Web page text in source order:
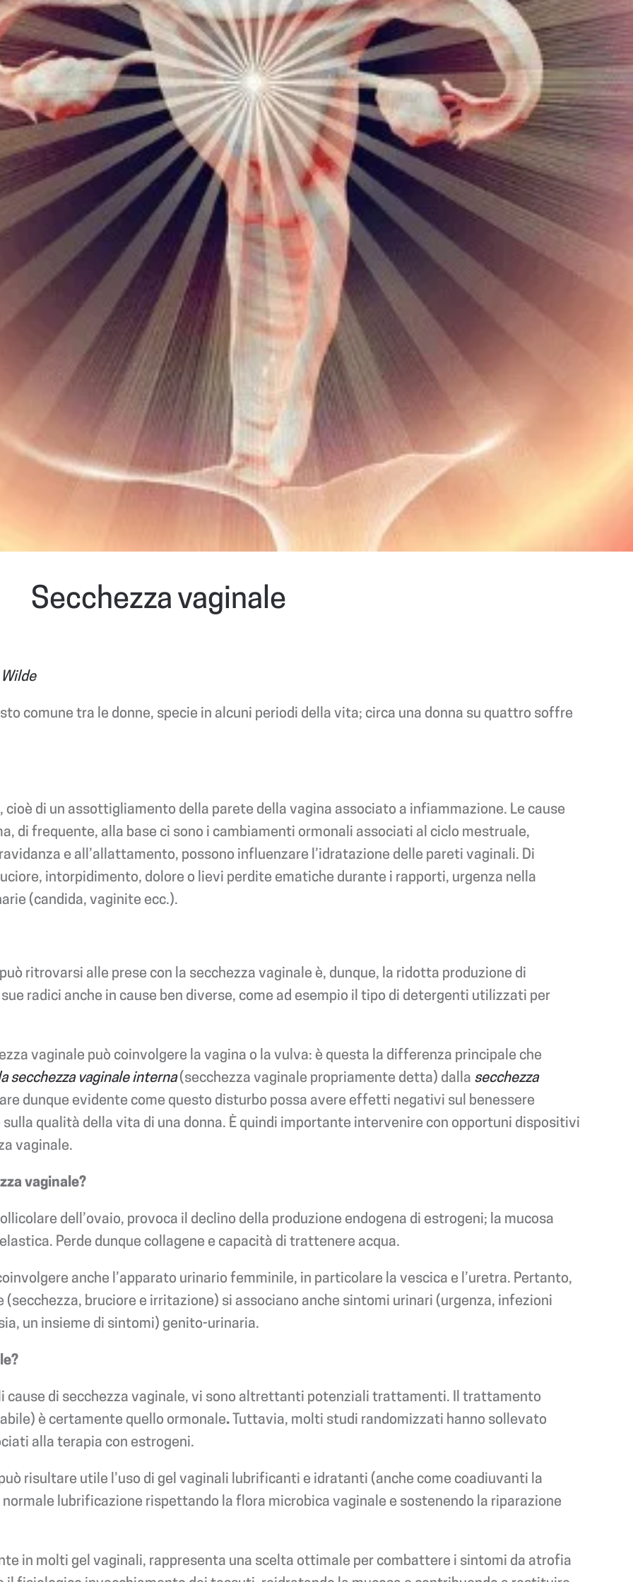
Secchezza vaginale
comune tra le donne, specie in alcuni periodi della vita; circa una donna su quattro soffre
di un assottigliamento della parete della vagina associato a infiammazione. Le cause
di frequente, alla base ci sono i cambiamenti ormonali associati al ciclo mestruale,
e all’allattamento, possono influenzare l’idratazione delle pareti vaginali. Di
intorpidimento, dolore o lievi perdite ematiche durante i rapporti, urgenza nella
(candida, vaginite ecc.).
ritrovarsi alle prese con la secchezza vaginale è, dunque, la ridotta produzione di
radici anche in cause ben diverse, come ad esempio il tipo di detergenti utilizzati per
vaginale può coinvolgere la vagina o la vulva: è questa la differenza principale che
secchezza vaginale interna(secchezza vaginale propriamente detta) dalla secchezza
dunque evidente come questo disturbo possa avere effetti negativi sul benessere
qualità della vita di una donna. È quindi importante intervenire con opportuni dispositivi
vaginale.
vaginale?
dell’ovaio, provoca il declino della produzione endogena di estrogeni; la mucosa
Perde dunque collagene e capacità di trattenere acqua.
anche l’apparato urinario femminile, in particolare la vescica e l’uretra. Pertanto,
bruciore e irritazione) si associano anche sintomi urinari (urgenza, infezioni
un insieme di sintomi) genito-urinaria.
cause di secchezza vaginale, vi sono altrettanti potenziali trattamenti. Il trattamento
è certamente quello ormonale.Tuttavia, molti studi randomizzati hanno sollevato
alla terapia con estrogeni.
risultare utile l’uso di gel vaginali lubrificanti e idratanti (anche come coadiuvanti la
lubrificazione rispettando la flora microbica vaginale e sostenendo la riparazione
in molti gel vaginali, rappresenta una scelta ottimale per combattere i sintomi da atrofia